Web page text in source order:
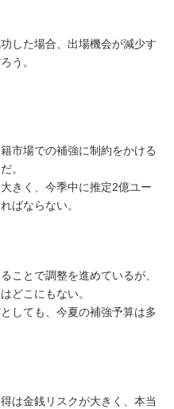
した場合、出場機会が減少す
う。
市場での補強に制約をかける
。
きく、今季中に推定2億ユー
ばならない。
ことで調整を進めているが、
どこにもない。
しても、今夏の補強予算は多
は金銭リスクが大きく、本当